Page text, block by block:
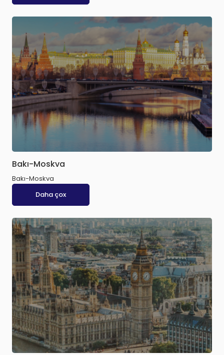
Bakı-Moskva
Bakı-Moskva
Daha çox